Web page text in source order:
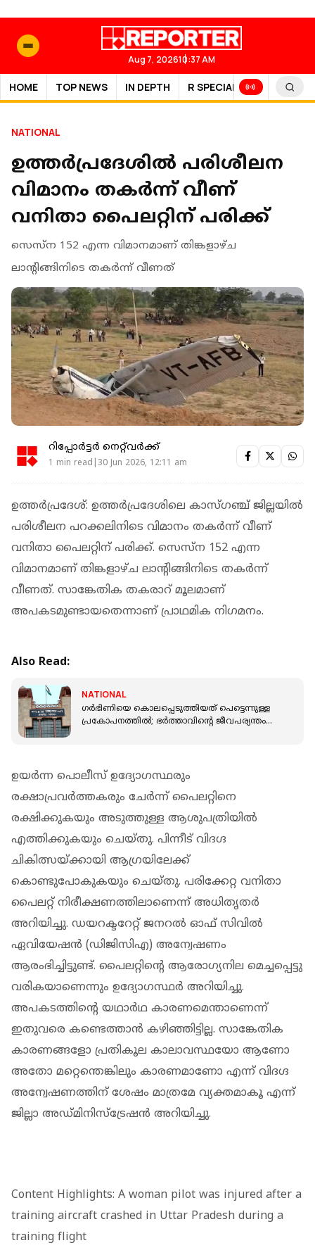
Aug 7, 202610:37 AM
HOME TOP NEWS IN DEPTH R SPECIAL SPORTS
NATIONAL
ഉത്തര്‍പ്രദേശില്‍ പരിശീലന
വിമാനം തകര്‍ന്ന് വീണ്
വനിതാ പൈലറ്റിന് പരിക്ക്
സെസ്‌ന 152 എന്ന വിമാനമാണ് തിങ്കളാഴ്ച
ലാന്റിങ്ങിനിടെ തകര്‍ന്ന് വീണത്
റിപ്പോർട്ടർ നെറ്റ്‌വര്‍ക്ക്‌
1 min read|30 Jun 2026, 12:11 am
ഉത്തര്‍പ്രദേശ്: ഉത്തര്‍പ്രദേശിലെ കാസ്ഗഞ്ച് ജില്ലയില്‍
പരിശീലന പറക്കലിനിടെ വിമാനം തകര്‍ന്ന് വീണ്
വനിതാ പൈലറ്റിന് പരിക്ക്. സെസ്‌ന 152 എന്ന
വിമാനമാണ് തിങ്കളാഴ്ച ലാന്റിങ്ങിനിടെ തകര്‍ന്ന്
വീണത്. സാങ്കേതിക തകരാറ് മൂലമാണ്
അപകടമുണ്ടായതെന്നാണ് പ്രാഥമിക നിഗമനം.
Also Read:
NATIONAL
ഗര്‍ഭിണിയെ കൊലപ്പെടുത്തിയത് പെട്ടെന്നുള്ള
പ്രകോപനത്തില്‍; ഭര്‍ത്താവിന്റെ ജീവപര്യന്തം
ഉയര്‍ന്ന പൊലീസ് ഉദ്യോഗസ്ഥരും
രക്ഷാപ്രവര്‍ത്തകരും ചേര്‍ന്ന് പൈലറ്റിനെ
രക്ഷിക്കുകയും അടുത്തുള്ള ആശുപത്രിയില്‍
എത്തിക്കുകയും ചെയ്തു. പിന്നീട് വിദഗ്ദ
ചികിത്സയ്ക്കായി ആഗ്രയിലേക്ക്
കൊണ്ടുപോകുകയും ചെയ്തു. പരിക്കേറ്റ വനിതാ
പൈലറ്റ് നിരീക്ഷണത്തിലാണെന്ന് അധിതൃതർ
അറിയിച്ചു. ഡയറക്ടറേറ്റ് ജനറല്‍ ഓഫ് സിവില്‍
ഏവിയേഷന്‍ (ഡിജിസിഎ) അന്വേഷണം
ആരംഭിച്ചിട്ടുണ്ട്. പൈലറ്റിന്റെ ആരോഗ്യനില മെച്ചപ്പെട്ടു
വരികയാണെന്നും ഉദ്യോഗസ്ഥര്‍ അറിയിച്ചു.
അപകടത്തിന്റെ യഥാര്‍ഥ കാരണമെന്താണെന്ന്
ഇതുവരെ കണ്ടെത്താന്‍ കഴിഞ്ഞിട്ടില്ല. സാങ്കേതിക
കാരണങ്ങളോ പ്രതികൂല കാലാവസ്ഥയോ ആണോ
അതോ മറ്റെന്തെങ്കിലും കാരണമാണോ എന്ന് വിദഗ്ദ
അന്വേഷണത്തിന് ശേഷം മാത്രമേ വ്യക്തമാകൂ എന്ന്
ജില്ലാ അഡ്മിനിസ്‌ട്രേഷൻ അറിയിച്ചു.
Content Highlights: A woman pilot was injured after a
training aircraft crashed in Uttar Pradesh during a
training flight